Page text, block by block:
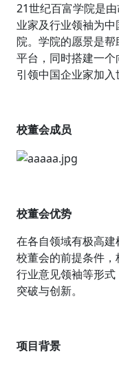
21世纪百富学院是
业家及行业领袖为
院。学院的愿景是
平台，同时搭建一个
引领中国企业家加入
校董会成员
校董会优势
在各自领域有极高
校董会的前提条件，
行业意见领袖等形
突破与创新。
项目背景